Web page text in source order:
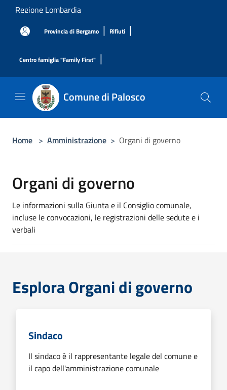
Salta al contenuto principale
Regione Lombardia
Provincia di Bergamo | Rifiuti |
Centro famiglia "Family First" |
Comune di Palosco
Home > Amministrazione > Organi di governo
Organi di governo
Le informazioni sulla Giunta e il Consiglio comunale,
incluse le convocazioni, le registrazioni delle sedute e i
verbali
Esplora Organi di governo
Sindaco
Il sindaco è il rappresentante legale del comune e
il capo dell'amministrazione comunale